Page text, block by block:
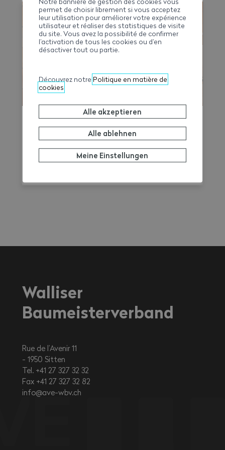
Gesamtarbeitsvertrags 2026–2031
erleichtern soll. Damit lassen sich
Arbeitszeit, Überstunden, Reisezeit und
allfällige Zuschläge auf Wochenbasis
berechnen und gleichzeitig eine
Zusammenfassung erstellen.
Ferien-Jobs
Um nachteilige Situationen für junge
Arbeitnehmer unter 15 Jahren während der
Schulferien zu vermeiden, machen wir Sie
Walliser
Baumeisterverband
Rue de l’Avenir 11
1950 Sitten
Tel. +41 27 327 32 32
Fax +41 27 327 32 82
info@ave-wbv.ch
permet de choisir librement si vous acceptez
leur utilisation pour améliorer votre expérience
utilisateur et réaliser des statistiques de visite
du site. Vous avez la possibilité de confirmer
l’activation de tous les cookies ou d’en
désactiver tout ou partie.
Découvrez notre Politique en matière de
cookies
Alle akzeptieren
Alle ablehnen
Meine Einstellungen